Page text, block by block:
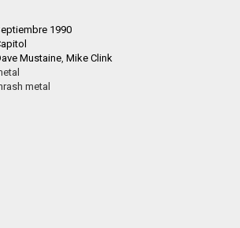
1990
Mustaine,Mike Clink
metal